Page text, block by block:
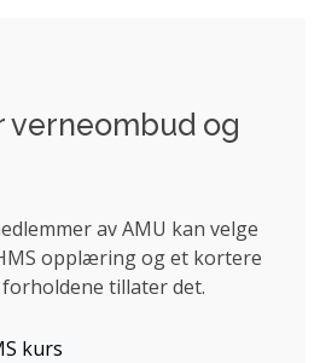
verneombud og
av AMU kan velge
opplæring og et kortere
tillater det.
kurs